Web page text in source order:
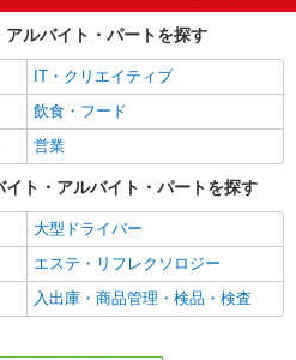
未経験歓迎
主婦・主夫歓迎
ミドル（40代～）活躍中
シニア（60代～）活躍中
短時間勤務（1日4h以内）OK
扶養内勤務OK
社会保険あり
社割・特典あり
研修制度あり
ルバイト・パートを探す
IT・クリエイティブ
飲食・フード
営業
ト・アルバイト・パートを探す
大型ドライバー
エステ・リフレクソロジー
入出庫・商品管理・検品・検査